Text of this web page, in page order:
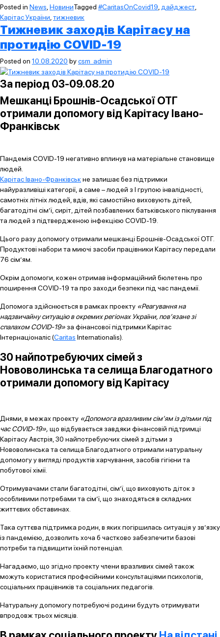
Posted in News НовиниTagged #CaritasOnCovid19 дайджест
Карітас України тижневик
Тижневик заходів Карітасу на
протидію COVID-19
Posted on 10.08.2020 bycsm_admin
За період 03-09.08.20
Мешканці Брошнів-Осадської ОТГ
отримали допомогу від Карітасу Івано-
Франківськ
Пандемія COVID-19 негативно вплинув на матеріальне становище
людей.
Карітас Івано-Франківськне залишає без підтримки
найуразливіші категорії, а саме – людей з І групою інвалідності,
самотніх літніх людей, вдів, які самостійно виховують дітей,
багатодітні сім’ї, сиріт, дітей позбавлених батьківського піклування
та людей з підтвердженою інфекцією COVID-19.
Цього разу допомогу отримали мешканці Брошнів-Осадської ОТГ.
Продуктові набори та миючі засоби працівники Карітасу передали
76 сім’ям.
Окрім допомоги, кожен отримав інформаційний бюлетень про
поширення COVID-19 та про заходи безпеки під час пандемії.
Допомога здійснюється в рамках проекту «Реагування на
надзвичайну ситуацію в окремих регіонах України, пов’язане зі
спалахом COVID-19»за фінансової підтримки Карітас
Інтернаціоналіс (Caritas Internationalis).
30 найпотребуючих сімей з
Нововолинська та селища Благодатного
отримали допомогу від Карітасу
Днями, в межах проекту «Допомога вразливим сім’ям із дітьми під
час COVID-19», що відбувається завдяки фінансовій підтримці
Карітасу Австрія, 30 найпотребуючих сімей з дітьми з
Нововолинська та селища Благодатного отримали натуральну
допомогу у вигляді продуктів харчування, засобів гігієни та
побутової хімії.
Отримувачами стали багатодітні, сім’ї, що виховують діток з
особливими потребами та сім’ї, що знаходяться в складних
життєвих обставинах.
Така суттєва підтримка родин, в яких погіршилась ситуація у зв’язку
із пандемією, дозволить хоча б частково забезпечити базові
потреби та підвищити їхній потенціал.
Нагадаємо, що згідно проекту члени вразливих сімей також
можуть користатися професійними консультаціями психологів,
соціальних працівників та соціальних педагогів.
Натуральну допомогу потребуючі родини будуть отримувати
впродовж трьох місяців.